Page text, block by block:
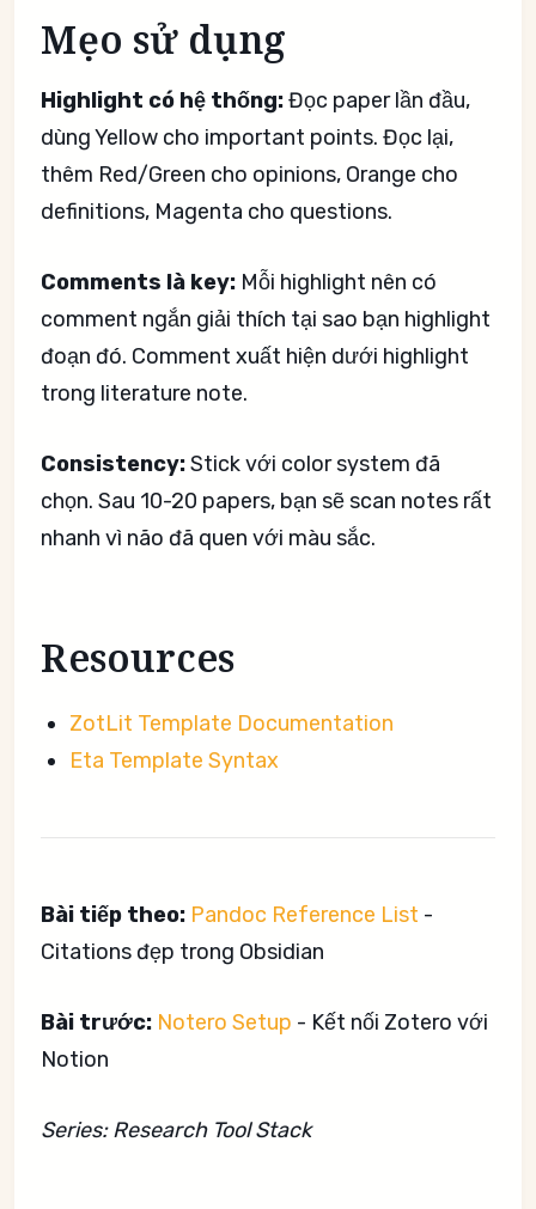
Mẹo sử dụng
Highlight có hệ thống:Đọc paper lần đầu,
dùng Yellow cho important points. Đọc lại,
thêm Red/Green cho opinions, Orange cho
definitions, Magenta cho questions.
Comments là key: Mỗi highlight nên có
comment ngắn giải thích tại sao bạn highlight
đoạn đó. Comment xuất hiện dưới highlight
trong literature note.
Consistency:Stick với color system đã
chọn. Sau 10-20 papers, bạn sẽ scan notes rất
nhanh vì não đã quen với màu sắc.
Resources
ZotLit Template Documentation
Eta Template Syntax
Bài tiếp theo: Pandoc Reference List -
Citations đẹp trong Obsidian
Bài trước: Notero Setup - Kết nối Zotero với
Notion
Series: Research Tool Stack